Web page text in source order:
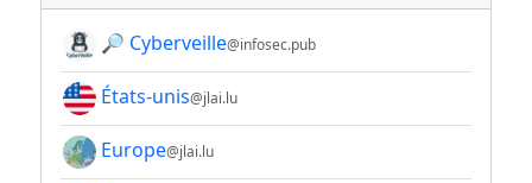
🔎 Cyberveille@infosec.pub
États-unis@jlai.lu
Europe@jlai.lu